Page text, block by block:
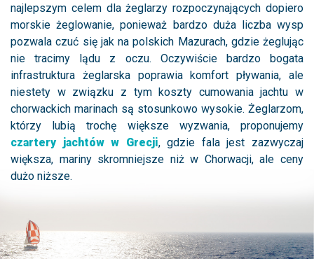
najlepszym celem dla żeglarzy rozpoczynających dopiero
morskie żeglowanie, ponieważ bardzo duża liczba wysp
pozwala czuć się jak na polskich Mazurach, gdzie żeglując
nie tracimy lądu z oczu. Oczywiście bardzo bogata
infrastruktura żeglarska poprawia komfort pływania, ale
niestety w związku z tym koszty cumowania jachtu w
chorwackich marinach są stosunkowo wysokie. Żeglarzom,
którzy lubią trochę większe wyzwania, proponujemy
czartery jachtów w Grecji, gdzie fala jest zazwyczaj
większa, mariny skromniejsze niż w Chorwacji, ale ceny
dużo niższe.